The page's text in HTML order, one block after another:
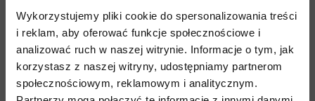
Wykorzystujemy pliki cookie do spersonalizowania treści
i reklam, aby oferować funkcje społecznościowe i
analizować ruch w naszej witrynie. Informacje o tym, jak
korzystasz z naszej witryny, udostępniamy partnerom
społecznościowym, reklamowym i analitycznym.
impregnacja zewnętrzna DWR nie zawiera szkodliwych dla
zdrowia i środowiska związków PFC, zapewnia lekką
ochronę przed wilgocią
podeszwa Mammut Swiss Design odpowiada za trakcję i